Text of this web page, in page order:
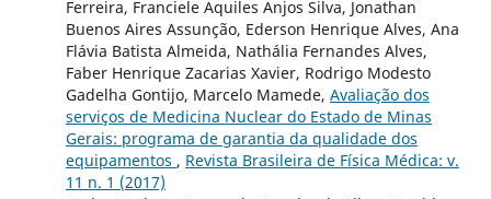
Ferreira, Franciele Aquiles Anjos Silva, Jonathan
Buenos Aires Assunção, Ederson Henrique Alves, Ana
Flávia Batista Almeida, Nathália Fernandes Alves,
Faber Henrique Zacarias Xavier, Rodrigo Modesto
Gadelha Gontijo, Marcelo Mamede, Avaliação dos
serviços de Medicina Nuclear do Estado de Minas
Gerais: programa de garantia da qualidade dos
equipamentos , Revista Brasileira de Física Médica: v.
11 n. 1 (2017)